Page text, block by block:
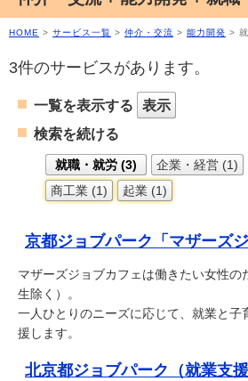
HOME > サービス一覧 > 仲介・交流 > 能力開発 >
3件のサービスがあります。
一覧を表示する
表示
検索を続ける
就職・就労 (3) 企業・経営 (1)
商工業 (1)
起業 (1)
京都ジョブパーク「マザーズジ
マザーズジョブカフェは働きたい女性の
生除く）。
一人ひとりのニーズに応じて、就業と子
援します。
北京都ジョブパーク（就業支援